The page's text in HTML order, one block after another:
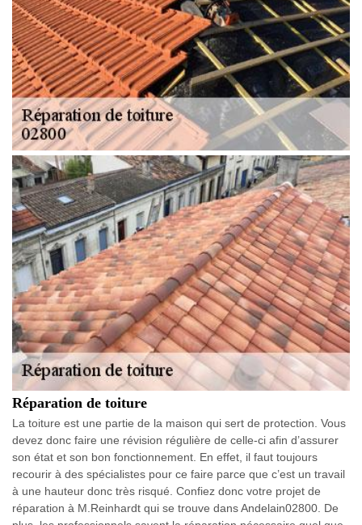
Réparation de toiture
La toiture est une partie de la maison qui sert de protection. Vous
devez donc faire une révision régulière de celle-ci afin d’assurer
son état et son bon fonctionnement. En effet, il faut toujours
recourir à des spécialistes pour ce faire parce que c’est un travail
à une hauteur donc très risqué. Confiez donc votre projet de
réparation à M.Reinhardt qui se trouve dans Andelain02800. De